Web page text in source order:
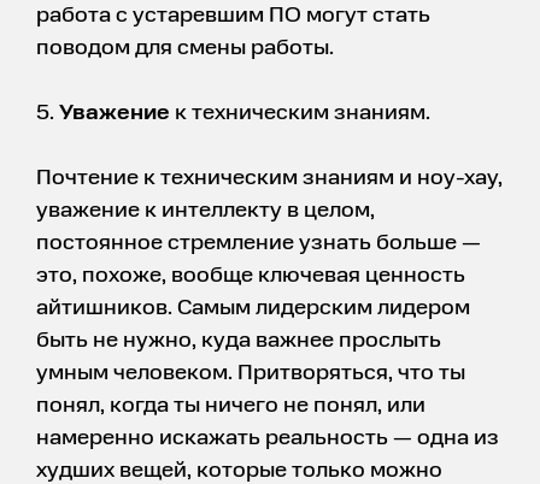
работа с устаревшим ПО могут стать
поводом для смены работы.
5. Уважение к техническим знаниям.
Почтение к техническим знаниям и ноу-хау,
уважение к интеллекту в целом,
постоянное стремление узнать больше —
это, похоже, вообще ключевая ценность
айтишников. Самым лидерским лидером
быть не нужно, куда важнее прослыть
умным человеком. Притворяться, что ты
понял, когда ты ничего не понял, или
намеренно искажать реальность — одна из
худших вещей, которые только можно